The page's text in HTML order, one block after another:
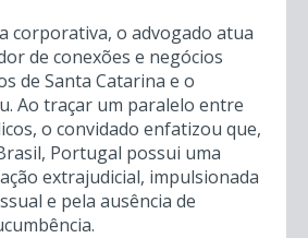
corporativa, o advogado atua
de conexões e negócios
de Santa Catarina e o
Ao traçar um paralelo entre
o convidado enfatizou que,
Portugal possui uma
extrajudicial, impulsionada
e pela ausência de